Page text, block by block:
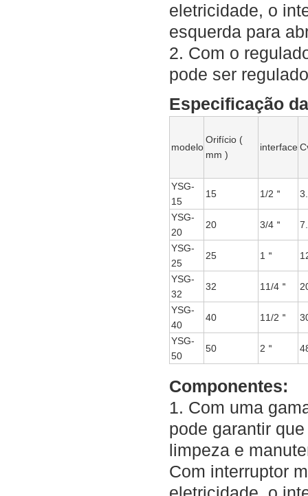
eletricidade, o
esquerda para
2. Com o
pode ser
Especificação
modelo
Orifício (
mm )
interface
YSG-
15
15 1/2＂
YSG-
20
20 3/4＂
YSG-
25
25 1＂
YSG-
32
32 11/4＂
YSG-
40
40 11/2＂
YSG-
50
50 2＂
Componentes:
1. Com uma
pode garantir
limpeza e
Com interruptor